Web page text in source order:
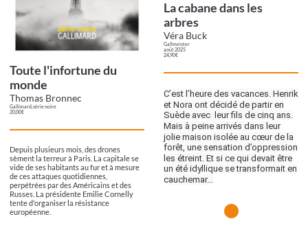
Toute l'infortune du
monde
Thomas Bronnec
Gallimard, série noire
20,00€
Depuis plusieurs mois, des drones
sèment la terreur à Paris. La capitale se
vide de ses habitants au fur et à mesure
de ces attaques quotidiennes,
perpétrées par des Américains et des
Russes. La présidente Emilie Cornelly
tente d'organiser la résistance
européenne.
La cabane dans les
arbres
Véra Buck
Gallmeister
août 2025
24,90€
C’est l’heure des vacances. Henrik
et Nora ont décidé de partir en
Suède avec leur fils de cinq ans.
Mais à peine arrivés dans leur
jolie maison isolée au cœur de la
forêt, une sensation d’oppression
les étreint. Et si ce qui devait être
un été idyllique se transformait en
cauchemar...